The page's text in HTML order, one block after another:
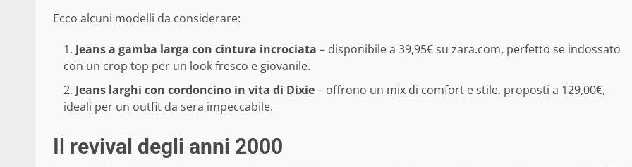
Ecco alcuni modelli da considerare:
Jeans a gamba larga con cintura incrociata – disponibile a 39,95€ su zara.com, perfetto se indossato
con un crop top per un look fresco e giovanile.
Jeans larghi con cordoncino in vita di Dixie– offrono un mix di comfort e stile, proposti a 129,00€,
ideali per un outfit da sera impeccabile.
Il revival degli anni 2000